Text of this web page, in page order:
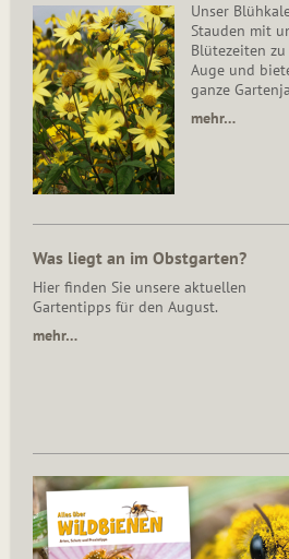
Unser
Stauden mit
Blütezeiten
Auge und
ganze
mehr…
Was liegt an im Obstgarten?
Hier finden Sie unsere aktuellen
Gartentipps für den August.
mehr…